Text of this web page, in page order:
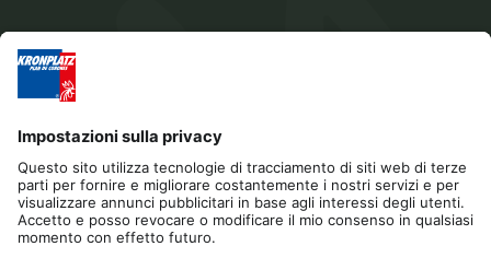
Editoria Gestione Privacy
Dichiarazione di accessibilità
Contatto
Cookies